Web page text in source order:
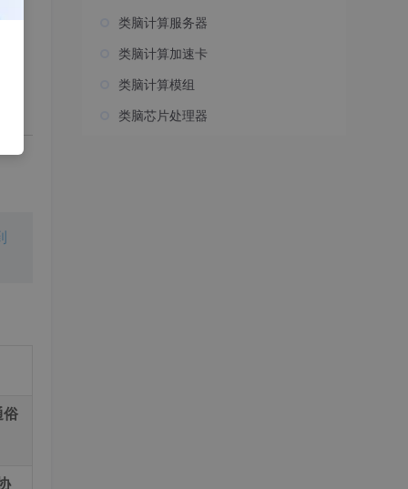
俗
类脑计算服务器
类脑计算加速卡
类脑计算模组
类脑芯片处理器